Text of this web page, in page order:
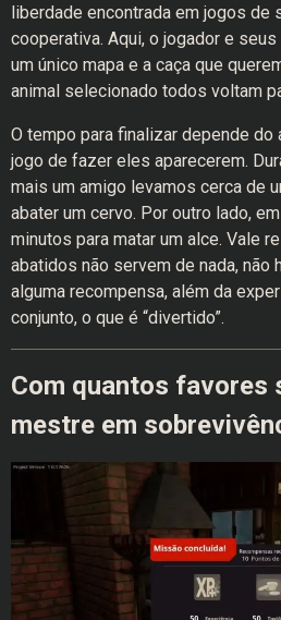
liberdade encontrada em jogos de
cooperativa. Aqui, o jogador e
um único mapa e a caça que
animal selecionado todos voltam
O tempo para finalizar depende do
jogo de fazer eles aparecerem.
mais um amigo levamos cerca de
abater um cervo. Por outro lado,
minutos para matar um alce. Vale
abatidos não servem de nada, não
alguma recompensa, além da
conjunto, o que é “divertido”.
Com quantos favores
mestre em